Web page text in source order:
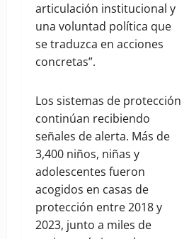
articulación institucional y
una voluntad política que
se traduzca en acciones
concretas”.
Los sistemas de protección
continúan recibiendo
señales de alerta. Más de
3,400 niños, niñas y
adolescentes fueron
acogidos en casas de
protección entre 2018 y
2023, junto a miles de